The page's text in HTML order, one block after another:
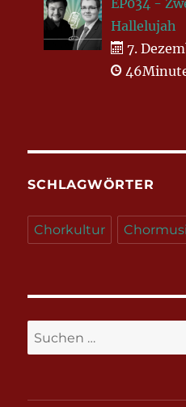
EP034 -
Hallelujah
7.
SCHLAGWÖRTER
Chorkultur
Suchen
nach: